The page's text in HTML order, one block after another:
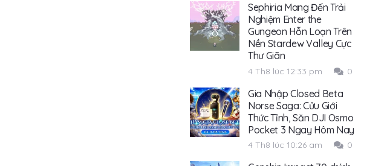
Sephiria Mang Đến Trải
Nghiệm Enter the
Gungeon Hỗn Loạn Trên
Nền Stardew Valley Cực
Thư Giãn
4 Th8 lúc 12:33 pm 0
Gia Nhập Closed Beta
Norse Saga: Cửu Giới
Thức Tỉnh, Săn DJI Osmo
Pocket 3 Ngay Hôm Nay
4 Th8 lúc 10:26 am 0